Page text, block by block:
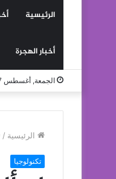
الرئيسية
أخبار الهجرة
الجمعة, أغسطس 7 2026
الرئيسية /
تكنولوجيا